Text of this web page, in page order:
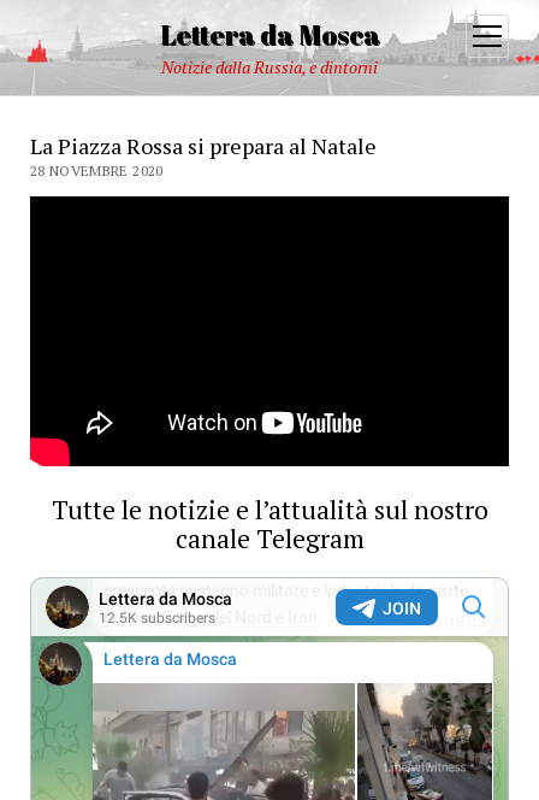
Lettera da Mosca
Notizie dalla Russia, e dintorni
open
menu
La Piazza Rossa si prepara al Natale
28 NOVEMBRE 2020
Tutte le notizie e l’attualità sul nostro
canale Telegram